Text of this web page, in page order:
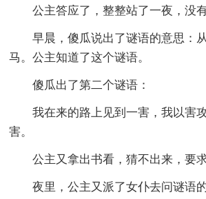
公主答应了，整整站了一夜，没有
早晨，傻瓜说出了谜语的意思：
马。公主知道了这个谜语。
傻瓜出了第二个谜语：
我在来的路上见到一害，我以害
害。
公主又拿出书看，猜不出来，要
夜里，公主又派了女仆去问谜语的